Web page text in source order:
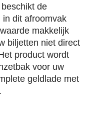
de
dit afroomvak
makkelijk
biljetten niet direct
product wordt
voor uw
geldlade met